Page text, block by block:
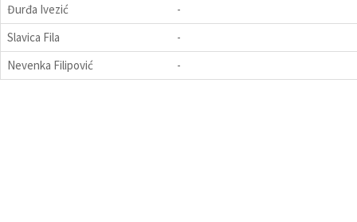
Đurđa Ivezić
-
Slavica Fila
-
Nevenka Filipović
-